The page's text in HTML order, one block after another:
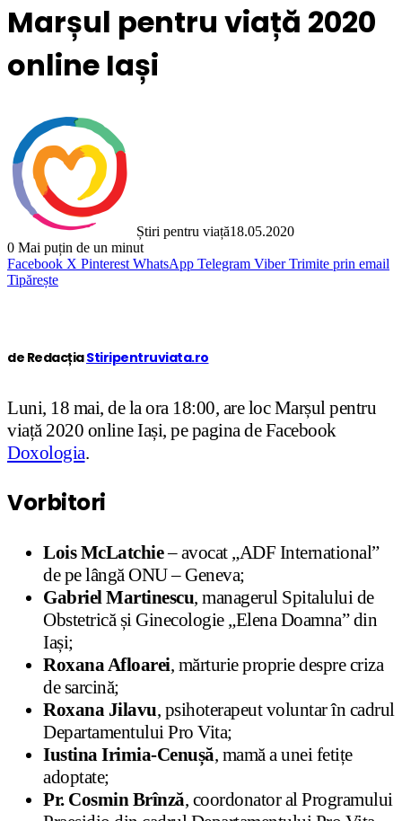
Marșul pentru viață 2020
online Iași
Știri pentru viață18.05.2020
0 Mai puțin de un minut
Facebook X Pinterest WhatsApp Telegram Viber Trimite prin email
Tipărește
de RedacțiaStiripentruviata.ro
Luni, 18 mai, de la ora 18:00, are loc Marșul pentru
viață 2020 online Iași, pe pagina de Facebook
Doxologia.
Vorbitori
Lois McLatchie– avocat „ADF International”
de pe lângă ONU – Geneva;
Gabriel Martinescu, managerul Spitalului de
Obstetrică și Ginecologie „Elena Doamna” din
Iași;
Roxana Afloarei, mărturie proprie despre criza
de sarcină;
Roxana Jilavu, psihoterapeut voluntar în cadrul
Departamentului Pro Vita;
Iustina Irimia-Cenușă, mamă a unei fetițe
adoptate;
Pr. Cosmin Brînză, coordonator al Programului